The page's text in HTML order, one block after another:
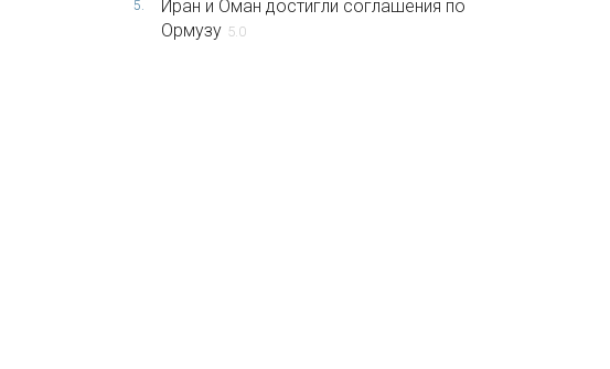
5.
Иран и Оман достигли соглашения по
Ормузу 5.0